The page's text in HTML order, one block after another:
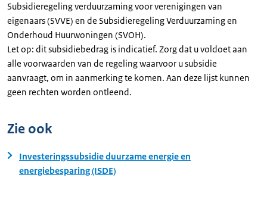
Subsidieregeling verduurzaming voor verenigingen van
eigenaars (SVVE) en de Subsidieregeling Verduurzaming en
Onderhoud Huurwoningen (SVOH).
Let op: dit subsidiebedrag is indicatief. Zorg dat u voldoet aan
alle voorwaarden van de regeling waarvoor u subsidie
aanvraagt, om in aanmerking te komen. Aan deze lijst kunnen
geen rechten worden ontleend.
Zie ook
Investeringssubsidie duurzame energie en
energiebesparing (ISDE)